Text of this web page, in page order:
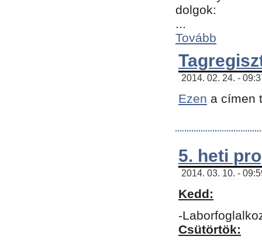
dolgok:
...
Tovább
2014. 02. 24. -
Ezen a címen
5. heti
2014. 03. 10. -
Kedd:
-
Csütörtök: